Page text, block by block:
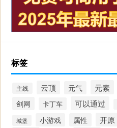
标签
主线 云顶 元气 元素
剑网 卡丁车 可以通过
城堡 小游戏 属性 开原